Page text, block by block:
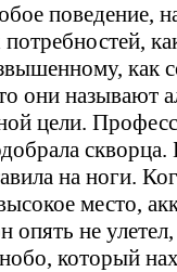
поведение,
как
они называют
цели.
скворца.
на ноги.
место,
не
который